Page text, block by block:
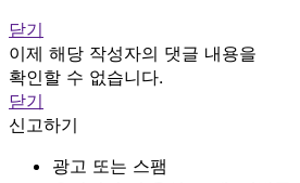
닫기
이제 해당 작성자의 댓글 내용을
확인할 수 없습니다.
닫기
신고하기
광고 또는 스팸